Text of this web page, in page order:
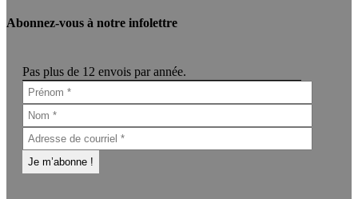
Abonnez-vous à notre infolettre
Pas plus de 12 envois par année.